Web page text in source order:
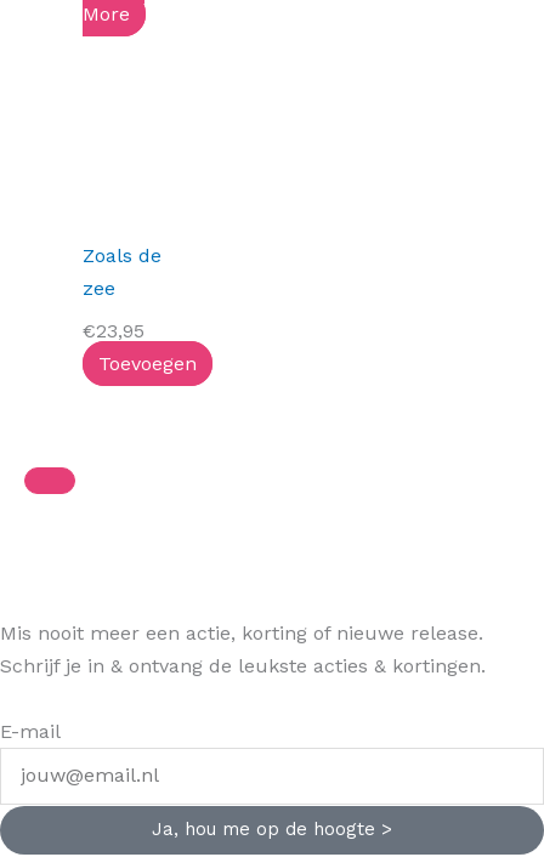
More
Zoals de
zee
€23,95
Toevoegen
Mis nooit meer een actie, korting of nieuwe release.
Schrijf je in & ontvang de leukste acties & kortingen.
E-mail
Ja, hou me op de hoogte >